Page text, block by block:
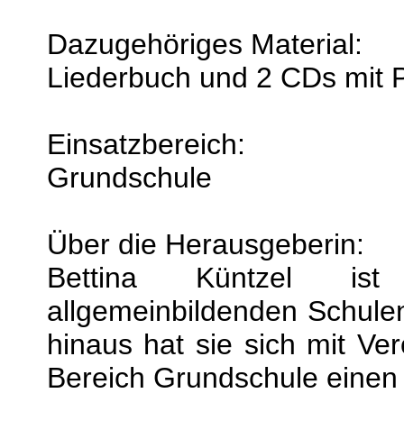
Dazugehöriges Material:
Liederbuch und 2 CDs mit
Einsatzbereich:
Grundschule
Über die Herausgeberin:
Bettina Küntzel ist
allgemeinbildenden
hinaus hat sie sich mit
Bereich Grundschule